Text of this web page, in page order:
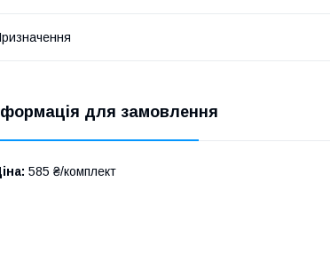
для замовлення
585 ₴/комплект